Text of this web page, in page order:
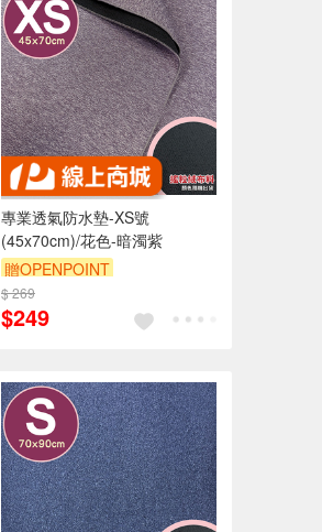
專業透氣防水墊-XS號
(45x70cm)/花色-暗濁紫
贈OPENPOINT
訂單滿 2000 元折抵 100元
（運費不算在 2000 元的範圍
$ 269
$249